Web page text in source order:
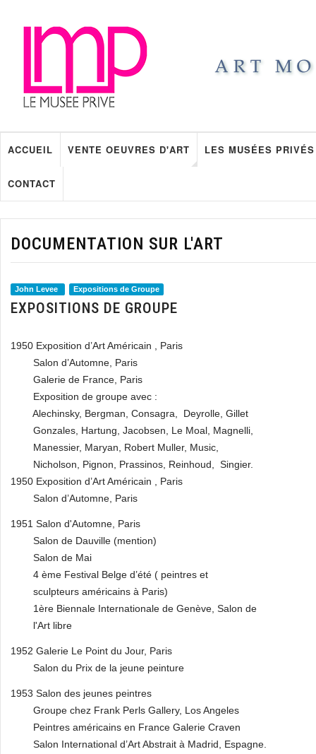
ACCUEIL VENTE OEUVRES D'ART LES MUSÉES PRIVÉS
CONTACT
DOCUMENTATION SUR L'ART
John Levee Expositions de Groupe
EXPOSITIONS DE GROUPE
1950 Exposition d’Art Américain , Paris
Salon d’Automne, Paris
Galerie de France, Paris
Exposition de groupe avec :
Alechinsky, Bergman, Consagra, Deyrolle, Gillet
Gonzales, Hartung, Jacobsen, Le Moal, Magnelli,
Manessier, Maryan, Robert Muller, Music,
Nicholson, Pignon, Prassinos, Reinhoud, Singier.
1950 Exposition d’Art Américain , Paris
Salon d’Automne, Paris
1951 Salon d'Automne, Paris
Salon de Dauville (mention)
Salon de Mai
4 ème Festival Belge d’été ( peintres et
sculpteurs américains à Paris)
1ère Biennale Internationale de Genève, Salon de
l'Art libre
1952 Galerie Le Point du Jour, Paris
Salon du Prix de la jeune peinture
1953 Salon des jeunes peintres
Groupe chez Frank Perls Gallery, Los Angeles
Peintres américains en France Galerie Craven
Salon International d’Art Abstrait à Madrid, Espagne.